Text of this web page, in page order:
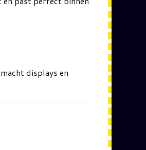
displays en